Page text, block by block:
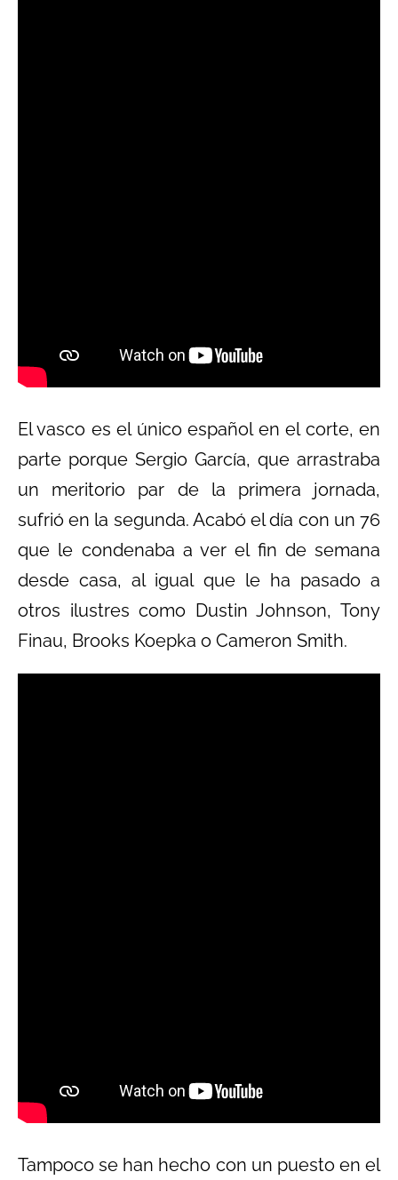
El vasco es el único español en el corte, en
parte porque Sergio García, que arrastraba
un meritorio par de la primera jornada,
sufrió en la segunda. Acabó el día con un 76
que le condenaba a ver el fin de semana
desde casa, al igual que le ha pasado a
otros ilustres como Dustin Johnson, Tony
Finau, Brooks Koepka o Cameron Smith.
Tampoco se han hecho con un puesto en el